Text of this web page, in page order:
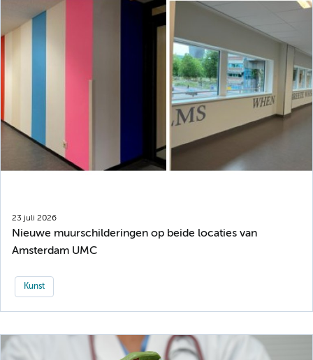
23 juli 2026
Nieuwe muurschilderingen op beide locaties van
Amsterdam UMC
Kunst